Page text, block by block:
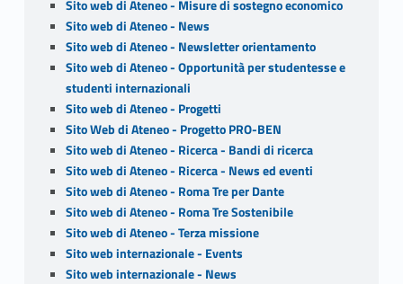
Sito web di Ateneo - Misure di sostegno economico
Sito web di Ateneo - News
Sito web di Ateneo - Newsletter orientamento
Sito web di Ateneo - Opportunità per studentesse e
studenti internazionali
Sito web di Ateneo - Progetti
Sito Web di Ateneo - Progetto PRO-BEN
Sito web di Ateneo - Ricerca - Bandi di ricerca
Sito web di Ateneo - Ricerca - News ed eventi
Sito web di Ateneo - Roma Tre per Dante
Sito web di Ateneo - Roma Tre Sostenibile
Sito web di Ateneo - Terza missione
Sito web internazionale - Events
Sito web internazionale - News